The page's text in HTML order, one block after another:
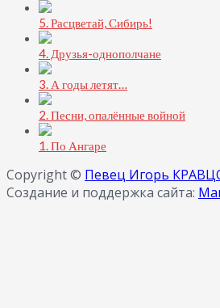
5. Расцветай, Сибирь!
4. Друзья-однополчане
3. А годы летят…
2. Песни, опалённые войной
1. По Ангаре
Copyright © Певец Игорь
Создание и поддержка сайта: